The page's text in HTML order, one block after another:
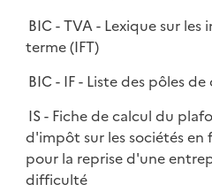
BIC - TVA - Lexique sur
terme (IFT)
BIC - IF - Liste des pôles
IS - Fiche de calcul du
d'impôt sur les sociétés en
pour la reprise d'une
difficulté